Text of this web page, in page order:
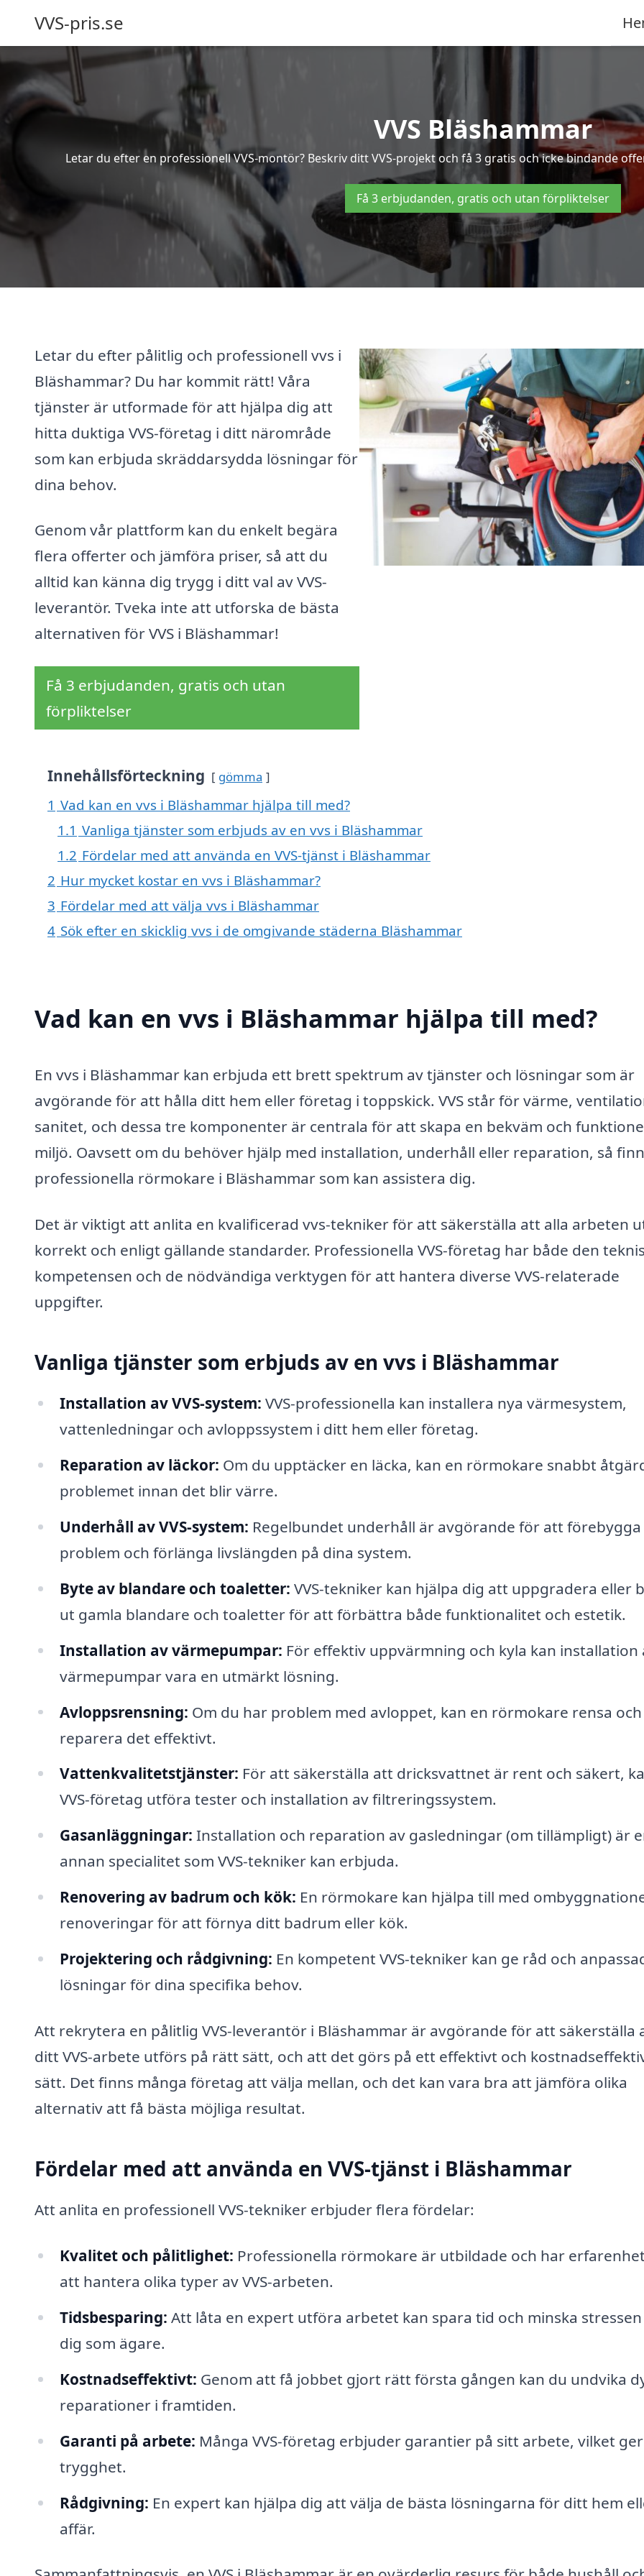
VVS-pris.se
VVS Bläshammar
Letar du efter en professionell VVS-montör? Beskriv ditt VVS-projekt och få 3 gratis och icke bindande
Få 3 erbjudanden, gratis och utan förpliktelser
Letar du efter pålitlig och professionell vvs i
Bläshammar? Du har kommit rätt! Våra
tjänster är utformade för att hjälpa dig att
hitta duktiga VVS-företag i ditt närområde
som kan erbjuda skräddarsydda lösningar för
dina behov.
Genom vår plattform kan du enkelt begära
flera offerter och jämföra priser, så att du
alltid kan känna dig trygg i ditt val av VVS-
leverantör. Tveka inte att utforska de bästa
alternativen för VVS i Bläshammar!
Få 3 erbjudanden, gratis och utan
förpliktelser
Innehållsförteckning gömma
1 Vad kan en vvs i Bläshammar hjälpa till med?
1.1 Vanliga tjänster som erbjuds av en vvs i Bläshammar
1.2 Fördelar med att använda en VVS-tjänst i Bläshammar
2 Hur mycket kostar en vvs i Bläshammar?
3 Fördelar med att välja vvs i Bläshammar
4 Sök efter en skicklig vvs i de omgivande städerna Bläshammar
Vad kan en vvs i Bläshammar hjälpa till med?
En vvs i Bläshammar kan erbjuda ett brett spektrum av tjänster och lösningar som är
avgörande för att hålla ditt hem eller företag i toppskick. VVS står för värme,
sanitet, och dessa tre komponenter är centrala för att skapa en bekväm och
miljö. Oavsett om du behöver hjälp med installation, underhåll eller reparation, så
professionella rörmokare i Bläshammar som kan assistera dig.
Det är viktigt att anlita en kvalificerad vvs-tekniker för att säkerställa att alla arbeten
korrekt och enligt gällande standarder. Professionella VVS-företag har både den
kompetensen och de nödvändiga verktygen för att hantera diverse VVS-relaterade
uppgifter.
Vanliga tjänster som erbjuds av en vvs i Bläshammar
Installation av VVS-system: VVS-professionella kan installera nya värmesystem,
vattenledningar och avloppssystem i ditt hem eller företag.
Reparation av läckor: Om du upptäcker en läcka, kan en rörmokare snabbt
problemet innan det blir värre.
Underhåll av VVS-system: Regelbundet underhåll är avgörande för att förebygga
problem och förlänga livslängden på dina system.
Byte av blandare och toaletter: VVS-tekniker kan hjälpa dig att uppgradera eller
ut gamla blandare och toaletter för att förbättra både funktionalitet och estetik.
Installation av värmepumpar: För effektiv uppvärmning och kyla kan installation
värmepumpar vara en utmärkt lösning.
Avloppsrensning: Om du har problem med avloppet, kan en rörmokare rensa och
reparera det effektivt.
Vattenkvalitetstjänster: För att säkerställa att dricksvattnet är rent och säkert,
VVS-företag utföra tester och installation av filtreringssystem.
Gasanläggningar: Installation och reparation av gasledningar (om tillämpligt) är
annan specialitet som VVS-tekniker kan erbjuda.
Renovering av badrum och kök: En rörmokare kan hjälpa till med
renoveringar för att förnya ditt badrum eller kök.
Projektering och rådgivning: En kompetent VVS-tekniker kan ge råd och
lösningar för dina specifika behov.
Att rekrytera en pålitlig VVS-leverantör i Bläshammar är avgörande för att säkerställa
ditt VVS-arbete utförs på rätt sätt, och att det görs på ett effektivt och
sätt. Det finns många företag att välja mellan, och det kan vara bra att jämföra olika
alternativ att få bästa möjliga resultat.
Fördelar med att använda en VVS-tjänst i Bläshammar
Att anlita en professionell VVS-tekniker erbjuder flera fördelar:
Kvalitet och pålitlighet: Professionella rörmokare är utbildade och har
att hantera olika typer av VVS-arbeten.
Tidsbesparing: Att låta en expert utföra arbetet kan spara tid och minska
dig som ägare.
Kostnadseffektivt: Genom att få jobbet gjort rätt första gången kan du undvika
reparationer i framtiden.
Garanti på arbete: Många VVS-företag erbjuder garantier på sitt arbete, vilket
trygghet.
Rådgivning: En expert kan hjälpa dig att välja de bästa lösningarna för ditt hem
affär.